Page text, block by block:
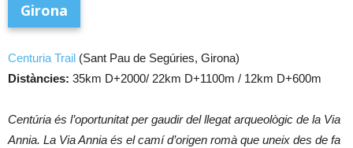
Girona
Centuria Trail (Sant Pau de Segúries, Girona)
Distàncies: 35km D+2000/ 22km D+1100m / 12km D+600m
Centúria és l’oportunitat per gaudir del llegat arqueològic de la Via
Annia. La Via Annia és el camí d’origen romà que uneix des de fa